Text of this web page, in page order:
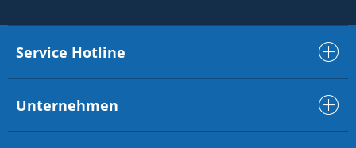
Service Hotline
Unternehmen